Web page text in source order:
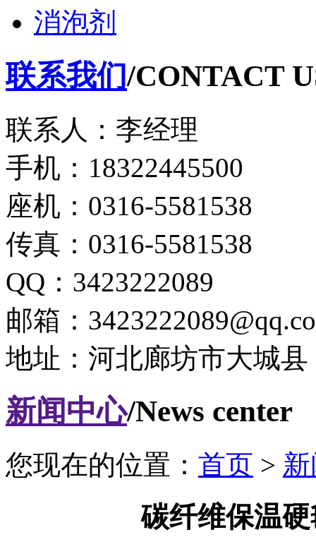
消泡剂
联系我们/CONTACT
联系人：李经理
手机：18322445500
座机：0316-5581538
传真：0316-5581538
QQ：3423222089
邮箱：
地址：河北廊坊市大城县
新闻中心/News center
您现在的位置： 首页 >
碳纤维保温